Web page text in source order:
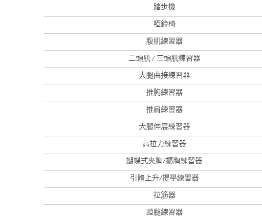
踏步機
啞鈴椅
腹肌練習器
二頭肌 / 三頭肌練習器
大腿曲接練習器
推胸練習器
推肩練習器
大腿伸展練習器
高拉力練習器
蝴蝶式夾胸/擴胸練習器
引體上升/提舉練習器
拉筋器
蹬腿練習器